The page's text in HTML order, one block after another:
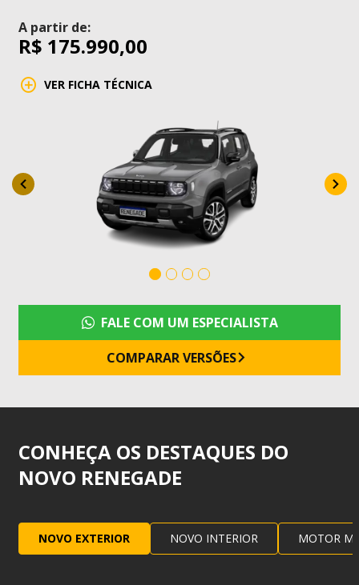
A partir de:
R$ 175.990,00
VER FICHA TÉCNICA
COMPARAR VERSÕES
FALE COM UM ESPECIALISTA
CONHEÇA OS DESTAQUES DO
NOVO RENEGADE
NOVO EXTERIOR NOVO INTERIOR MOTOR